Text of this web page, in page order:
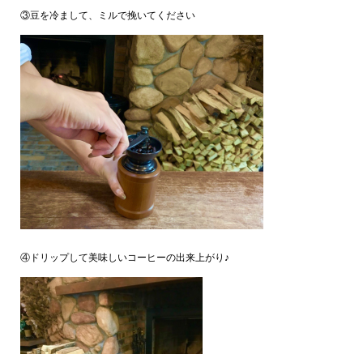
③豆を冷まして、ミルで挽いてください
④ドリップして美味しいコーヒーの出来上がり♪